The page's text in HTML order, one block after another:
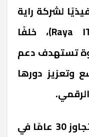
لشركة راية
لتكنولوجيا المعلومات (Raya IT)، خلفًا
تستهدف دعم
وتعزيز دورها
وتتمتع مروة عباس بخبرة تتجاوز 30 عامًا في